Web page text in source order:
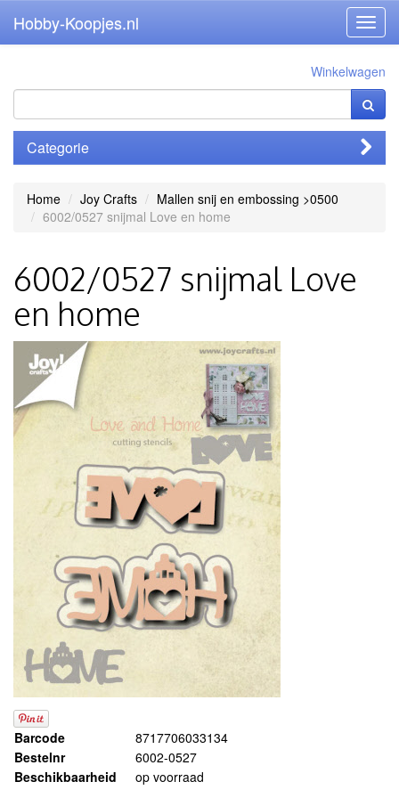
Hobby-Koopjes.nl
Winkelwagen
Categorie
Home Joy Crafts
Mallen snij en embossing >0500
6002/0527 snijmal Love en home
6002/0527 snijmal Love
en home
Barcode
8717706033134
Bestelnr
6002-0527
Beschikbaarheid
op voorraad